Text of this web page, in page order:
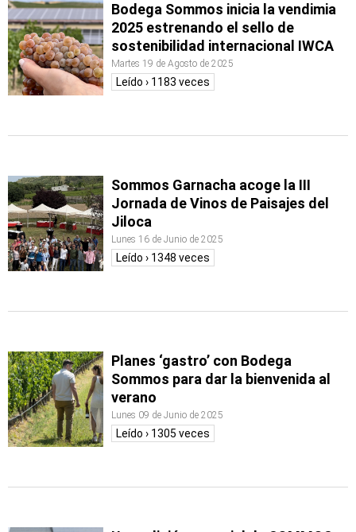
Bodega Sommos inicia la vendimia
2025 estrenando el sello de
sostenibilidad internacional IWCA
Martes 19 de Agosto de 2025
Leído › 1183 veces
Sommos Garnacha acoge la III
Jornada de Vinos de Paisajes del
Jiloca
Lunes 16 de Junio de 2025
Leído › 1348 veces
Planes ‘gastro’ con Bodega
Sommos para dar la bienvenida al
verano
Lunes 09 de Junio de 2025
Leído › 1305 veces